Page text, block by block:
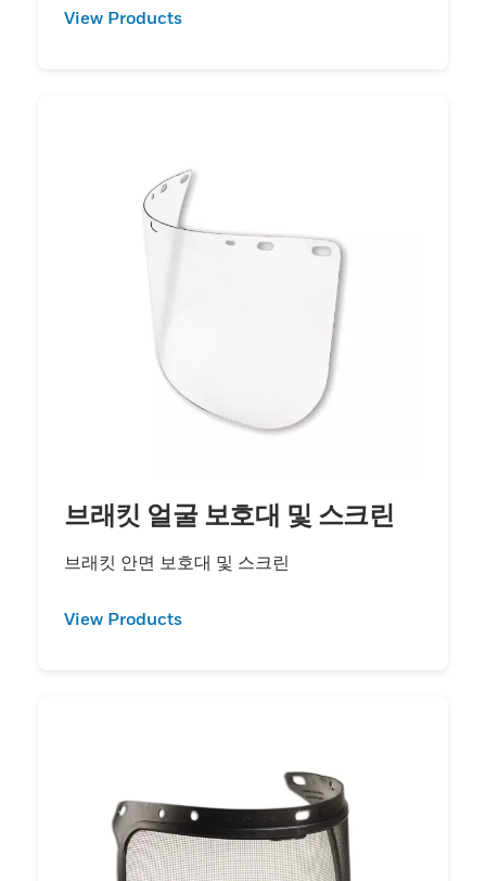
View Products
브래킷 얼굴 보호대 및 스크린
브래킷 안면 보호대 및 스크린
View Products